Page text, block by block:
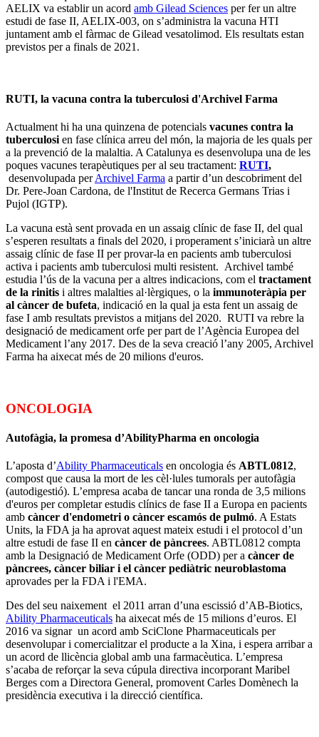
AELIX va establir un acord amb Gilead Sciences per fer un altre
estudi de fase II, AELIX-003, on s’administra la vacuna HTI
juntament amb el fàrmac de Gilead vesatolimod. Els resultats estan
previstos per a finals de 2021.
RUTI, la vacuna contra la tuberculosi d'Archivel Farma
Actualment hi ha una quinzena de potencials vacunes contra la
tuberculosi en fase clínica arreu del món, la majoria de les quals per
a la prevenció de la malaltia. A Catalunya es desenvolupa una de les
poques vacunes terapèutiques per al seu tractament: RUTI,
desenvolupada perArchivel Farma a partir d’un descobriment del
Dr. Pere-Joan Cardona, de l'Institut de Recerca Germans Trias i
Pujol (IGTP).
La vacuna està sent provada en un assaig clínic de fase II, del qual
s’esperen resultats a finals del 2020, i properament s’iniciarà un altre
assaig clínic de fase II per provar-la en pacients amb tuberculosi
activa i pacients amb tuberculosi multi resistent. Archivel també
estudia l’ús de la vacuna per a altres indicacions, com el tractament
de la rinitis i altres malalties al·lèrgiques, o la immunoteràpia per
al càncer de bufeta, indicació en la qual ja esta fent un assaig de
fase I amb resultats previstos a mitjans del 2020. RUTI va rebre la
designació de medicament orfe per part de l’Agència Europea del
Medicament l’any 2017. Des de la seva creació l’any 2005, Archivel
Farma ha aixecat més de 20 milions d'euros.
ONCOLOGIA
Autofàgia, la promesa d’AbilityPharma en oncologia
L’aposta d’Ability Pharmaceuticals en oncologia és ABTL0812,
compost que causa la mort de les cèl·lules tumorals per autofàgia
(autodigestió). L’empresa acaba de tancar una ronda de 3,5 milions
d'euros per completar estudis clínics de fase II a Europa en pacients
amb càncer d'endometri o càncer escamós de pulmó. A Estats
Units, la FDA ja ha aprovat aquest mateix estudi i el protocol d’un
altre estudi de fase II en càncer de pàncrees. ABTL0812 compta
amb la Designació de Medicament Orfe (ODD) per a càncer de
pàncrees, càncer biliar i el càncer pediàtric neuroblastoma
aprovades per la FDA i l'EMA.
Des del seu naixement el 2011 arran d’una escissió d’AB-Biotics,
Ability Pharmaceuticals ha aixecat més de 15 milions d’euros. El
2016 va signar un acord amb SciClone Pharmaceuticals per
desenvolupar i comercialitzar el producte a la Xina, i espera arribar a
un acord de llicència global amb una farmacèutica. L’empresa
s’acaba de reforçar la seva cúpula directiva incorporant Maribel
Berges com a Directora General, promovent Carles Domènech la
presidència executiva i la direcció científica.